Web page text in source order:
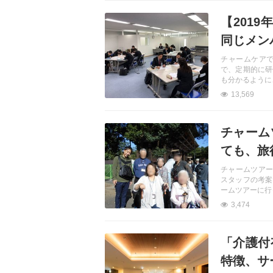
【2019
同じメ
チャームケア
で、定期的に
も分かるよう
13,569
チャー
ても、旅
チャームツア
スタッフの考
ームツアーに
3,474
「介護
特徴、サ